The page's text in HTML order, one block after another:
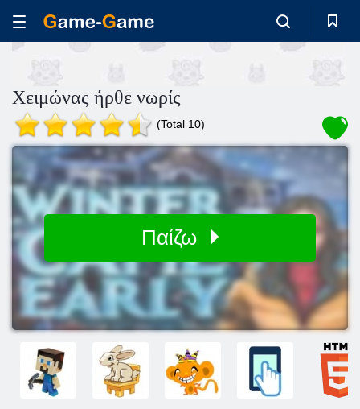
Χειμώνας ήρθε νωρίς
(Total 10)
Παίζω